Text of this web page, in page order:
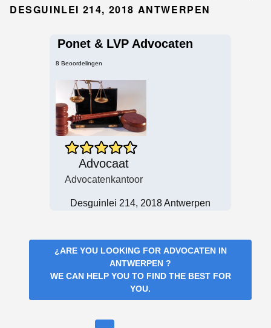
DESGUINLEI 214, 2018 ANTWERPEN
Ponet & LVP Advocaten
8 Beoordelingen
Advocaat
Advocatenkantoor
Desguinlei 214, 2018 Antwerpen
¿ARE YOU LOOKING FOR ADVOCATEN IN
ANTWERPEN ?
WE CAN HELP YOU TO FIND THE BEST FOR
YOU.